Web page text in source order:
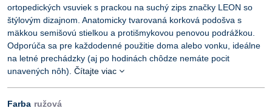
ortopedických vsuviek s prackou na suchý zips značky LEON so
štýlovým dizajnom. Anatomicky tvarovaná korková podošva s
mäkkou semišovú stielkou a protišmykovou penovou podrážkou.
Odporúča sa pre každodenné použitie doma alebo vonku, ideálne
na letné prechádzky (aj po hodinách chôdze nemáte pocit
unavených nôh). Čítajte viac
Farba